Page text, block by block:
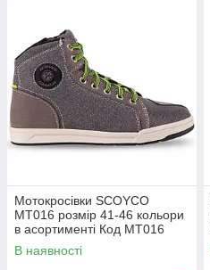
Мотокросівки SCOYCO
MT016 розмір 41-46 кольори
в асортименті Код MT016
В наявності